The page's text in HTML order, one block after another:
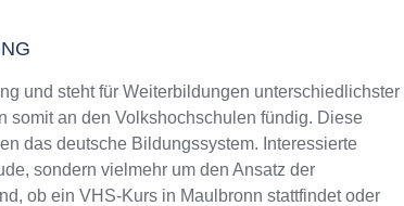
und steht für Weiterbildungen unterschiedlichster
somit an den Volkshochschulen fündig. Diese
das deutsche Bildungssystem. Interessierte
sondern vielmehr um den Ansatz der
ob ein VHS-Kurs in Maulbronn stattfindet oder